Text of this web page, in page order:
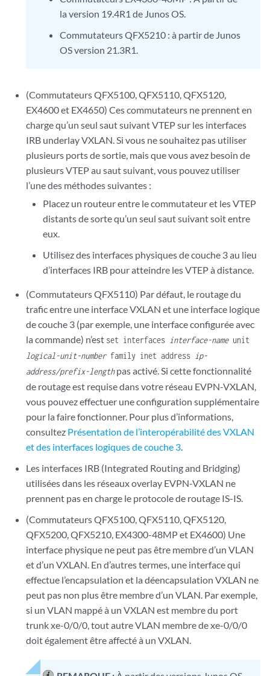
la version 19.4R1 de Junos OS.
Commutateurs QFX5210 : à partir de Junos
OS version 21.3R1.
(Commutateurs QFX5100, QFX5110, QFX5120,
EX4600 et EX4650) Ces commutateurs ne prennent en
charge qu’un seul saut suivant VTEP sur les interfaces
IRB underlay VXLAN. Si vous ne souhaitez pas utiliser
plusieurs ports de sortie, mais que vous avez besoin de
plusieurs VTEP au saut suivant, vous pouvez utiliser
l’une des méthodes suivantes :
Placez un routeur entre le commutateur et les VTEP
distants de sorte qu’un seul saut suivant soit entre
eux.
Utilisez des interfaces physiques de couche 3 au lieu
d’interfaces IRB pour atteindre les VTEP à distance.
(Commutateurs QFX5110) Par défaut, le routage du
trafic entre une interface VXLAN et une interface logique
de couche 3 (par exemple, une interface configurée avec
la commande) n’est set interfaces interface-nameunit
logical-unit-numberfamily inet address ip-
address/prefix-lengthpas activé. Si cette fonctionnalité
de routage est requise dans votre réseau EVPN-VXLAN,
vous pouvez effectuer une configuration supplémentaire
pour la faire fonctionner. Pour plus d’informations,
consultez Présentation de l’interopérabilité des VXLAN
et des interfaces logiques de couche 3
Les interfaces IRB (Integrated Routing and Bridging)
utilisées dans les réseaux overlay EVPN-VXLAN ne
prennent pas en charge le protocole de routage IS-IS.
(Commutateurs QFX5100, QFX5110, QFX5120,
QFX5200, QFX5210, EX4300-48MP et EX4600) Une
interface physique ne peut pas être membre d’un VLAN
et d’un VXLAN. En d’autres termes, une interface qui
effectue l’encapsulation et la déencapsulation VXLAN ne
peut pas non plus être membre d’un VLAN. Par exemple,
si un VLAN mappé à un VXLAN est membre du port
trunk xe-0/0/0, tout autre VLAN membre de xe-0/0/0
doit également être affecté à un VXLAN.